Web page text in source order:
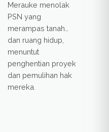
Merauke menolak
PSN yang
merampas tanah
dan ruang hidup,
menuntut
penghentian proyek
dan pemulihan hak
mereka.